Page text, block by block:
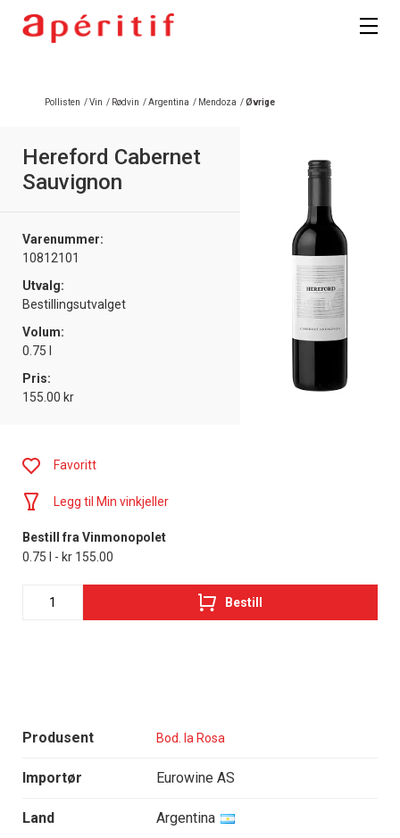
Pollisten /Vin / Rødvin /Argentina / Mendoza /Øvrige
Hereford Cabernet
Sauvignon
Varenummer:
10812101
Utvalg:
Bestillingsutvalget
Volum:
0.75 l
Pris:
155.00 kr
Produsent Bod. la Rosa
Importør Eurowine AS
Land Argentina
Favoritt
Legg til Min vinkjeller
Bestill fra Vinmonopolet
0.75 l - kr 155.00
Bestill